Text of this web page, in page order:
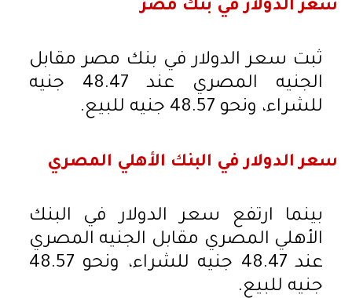
سعر الدولار في بنك مصر
ثبت سعر الدولار في بنك مصر مقابل
الجنيه المصري عند 48.47 جنيه
للشراء، ونحو 48.57 جنيه للبيع.
سعر الدولار في البنك الأهلي المصري
بينما ارتفع سعر الدولار في البنك
الأهلي المصري مقابل الجنيه المصري
عند 48.47 جنيه للشراء، ونحو 48.57
جنيه للبيع.